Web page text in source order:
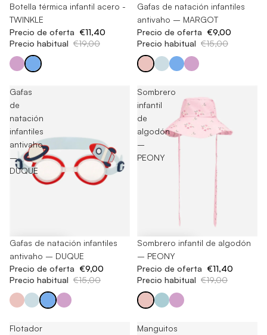
-40%
Botella térmica infantil acero -
TWINKLE
Precio de oferta €11,40
Precio habitual €19,00
-40%
Gafas de natación infantiles
antivaho – MARGOT
Precio de oferta €9,00
Precio habitual €15,00
Gafas
de
natación
infantiles
antivaho
–
DUQUE
-40%
Gafas de natación infantiles
antivaho – DUQUE
Precio de oferta €9,00
Precio habitual €15,00
Sombrero
infantil
de
algodón
–
PEONY
-40%
Sombrero infantil de algodón
– PEONY
Precio de oferta €11,40
Precio habitual €19,00
Flotador
Manguitos